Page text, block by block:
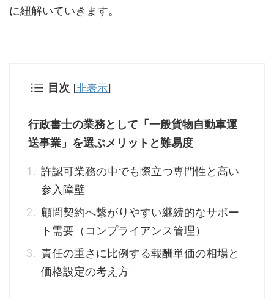
に紐解いていきます。
目次 [非表示]
行政書士の業務として「一般貨物自動車運
送事業」を選ぶメリットと難易度
許認可業務の中でも際立つ専門性と高い
参入障壁
顧問契約へ繋がりやすい継続的なサポー
ト需要（コンプライアンス管理）
責任の重さに比例する報酬単価の相場と
価格設定の考え方